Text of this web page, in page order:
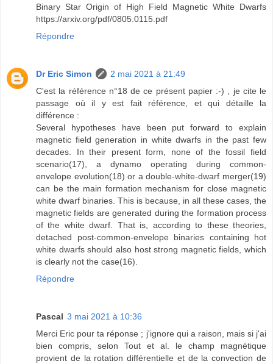
Binary Star Origin of High Field Magnetic White Dwarfs
https://arxiv.org/pdf/0805.0115.pdf
Répondre
Dr Eric Simon
2 mai 2021 à 21:49
C'est la référence n°18 de ce présent papier :-) , je cite le
passage où il y est fait référence, et qui détaille la
différence :
Several hypotheses have been put forward to explain
magnetic field generation in white dwarfs in the past few
decades. In their present form, none of the fossil field
scenario(17), a dynamo operating during common-
envelope evolution(18) or a double-white-dwarf merger(19)
can be the main formation mechanism for close magnetic
white dwarf binaries. This is because, in all these cases, the
magnetic fields are generated during the formation process
of the white dwarf. That is, according to these theories,
detached post-common-envelope binaries containing hot
white dwarfs should also host strong magnetic fields, which
is clearly not the case(16).
Répondre
Pascal 3 mai 2021 à 10:36
Merci Eric pour ta réponse ; j'ignore qui a raison, mais si j'ai
bien compris, selon Tout et al. le champ magnétique
provient de la rotation différentielle et de la convection de